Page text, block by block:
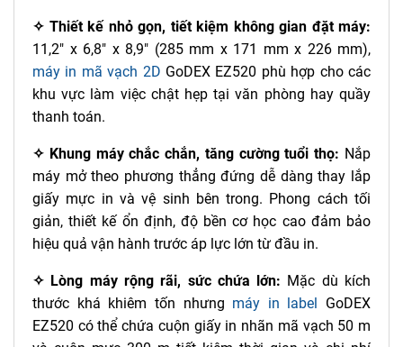
✧ Thiết kế nhỏ gọn, tiết kiệm không gian đặt máy:
11,2" x 6,8" x 8,9" (285 mm x 171 mm x 226 mm),
máy in mã vạch 2D GoDEX EZ520 phù hợp cho các
khu vực làm việc chật hẹp tại văn phòng hay quầy
thanh toán.
✧ Khung máy chắc chắn, tăng cường tuổi thọ: Nắp
máy mở theo phương thẳng đứng dễ dàng thay lắp
giấy mực in và vệ sinh bên trong. Phong cách tối
giản, thiết kế ổn định, độ bền cơ học cao đảm bảo
hiệu quả vận hành trước áp lực lớn từ đầu in.
✧ Lòng máy rộng rãi, sức chứa lớn: Mặc dù kích
thước khá khiêm tốn nhưng máy in label
GoDEX
EZ520 có thể chứa cuộn giấy in nhãn mã vạch 50 m